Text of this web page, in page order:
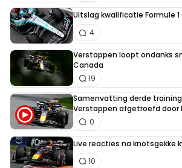
Uitslag kwalificatie Formule 1
4
Verstappen loopt ondanks
Canada
19
Samenvatting derde
Verstappen afgetroefd door
0
Live reacties na knotsgekke
10